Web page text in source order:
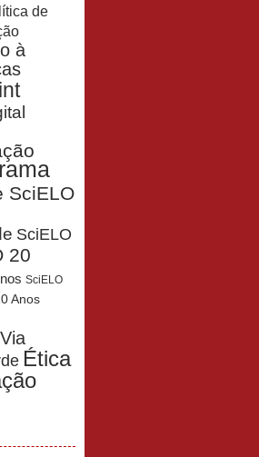
de
à
SciELO
SciELO
20
SciELO
Anos
Via
Ética